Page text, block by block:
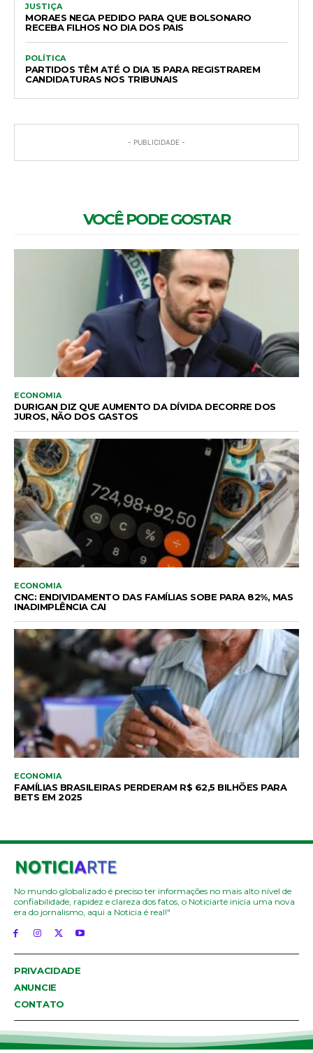
JUSTIÇA
MORAES NEGA PEDIDO PARA QUE BOLSONARO
RECEBA FILHOS NO DIA DOS PAIS
POLÍTICA
PARTIDOS TÊM ATÉ O DIA 15 PARA REGISTRAREM
CANDIDATURAS NOS TRIBUNAIS
- PUBLICIDADE -
VOCÊ PODE GOSTAR
ECONOMIA
DURIGAN DIZ QUE AUMENTO DA DÍVIDA DECORRE DOS
JUROS, NÃO DOS GASTOS
ECONOMIA
CNC: ENDIVIDAMENTO DAS FAMÍLIAS SOBE PARA 82%, MAS
INADIMPLÊNCIA CAI
ECONOMIA
FAMÍLIAS BRASILEIRAS PERDERAM R$ 62,5 BILHÕES PARA
BETS EM 2025
No mundo globalizado é preciso ter informações no mais alto nível de
confiabilidade, rapidez e clareza dos fatos, o Noticiarte inicia uma nova
era do jornalismo, aqui a Noticia é real!"
PRIVACIDADE
ANUNCIE
CONTATO